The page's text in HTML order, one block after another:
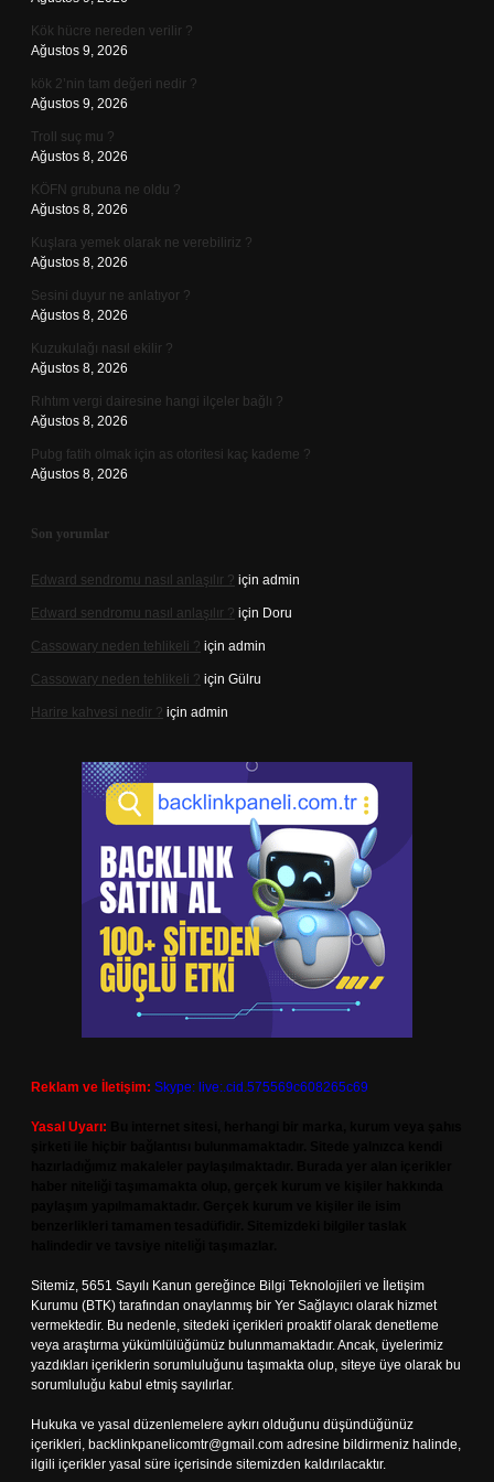
Kök hücre nereden verilir ?
Ağustos 9, 2026
kök 2’nin tam değeri nedir ?
Ağustos 9, 2026
Troll suç mu ?
Ağustos 8, 2026
KÖFN grubuna ne oldu ?
Ağustos 8, 2026
Kuşlara yemek olarak ne verebiliriz ?
Ağustos 8, 2026
Sesini duyur ne anlatıyor ?
Ağustos 8, 2026
Kuzukulağı nasıl ekilir ?
Ağustos 8, 2026
Rıhtım vergi dairesine hangi ilçeler bağlı ?
Ağustos 8, 2026
Pubg fatih olmak için as otoritesi kaç kademe ?
Ağustos 8, 2026
Son yorumlar
Edward sendromu nasıl anlaşılır ? için admin
Edward sendromu nasıl anlaşılır ? için Doru
Cassowary neden tehlikeli ? için admin
Cassowary neden tehlikeli ? için Gülru
Harire kahvesi nedir ? için admin
Reklam ve İletişim: Skype: live:.cid.575569c608265c69
Yasal Uyarı:
Sitemiz, 5651 Sayılı Kanun gereğince Bilgi Teknolojileri ve İletişim
Kurumu (BTK) tarafından onaylanmış bir Yer Sağlayıcı olarak hizmet
vermektedir. Bu nedenle, sitedeki içerikleri proaktif olarak denetleme
veya araştırma yükümlülüğümüz bulunmamaktadır. Ancak, üyelerimiz
yazdıkları içeriklerin sorumluluğunu taşımakta olup, siteye üye olarak bu
sorumluluğu kabul etmiş sayılırlar.
Hukuka ve yasal düzenlemelere aykırı olduğunu düşündüğünüz
içerikleri, backlinkpanelicomtr@gmail.com adresine bildirmeniz halinde,
ilgili içerikler yasal süre içerisinde sitemizden kaldırılacaktır.